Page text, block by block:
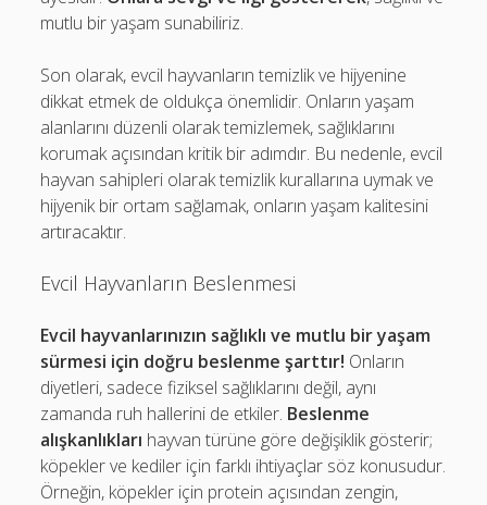
mutlu bir yaşam sunabiliriz.
Son olarak, evcil hayvanların temizlik ve hijyenine
dikkat etmek de oldukça önemlidir. Onların yaşam
alanlarını düzenli olarak temizlemek, sağlıklarını
korumak açısından kritik bir adımdır. Bu nedenle, evcil
hayvan sahipleri olarak temizlik kurallarına uymak ve
hijyenik bir ortam sağlamak, onların yaşam kalitesini
artıracaktır.
Evcil Hayvanların Beslenmesi
Evcil hayvanlarınızın sağlıklı ve mutlu bir yaşam
sürmesi için doğru beslenme şarttır! Onların
diyetleri, sadece fiziksel sağlıklarını değil, aynı
zamanda ruh hallerini de etkiler. Beslenme
alışkanlıkları hayvan türüne göre değişiklik gösterir;
köpekler ve kediler için farklı ihtiyaçlar söz konusudur.
Örneğin, köpekler için protein açısından zengin,